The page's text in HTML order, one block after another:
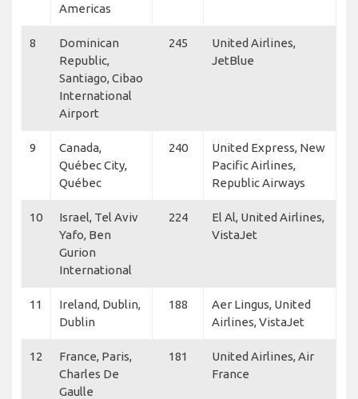
Americas
8
Dominican
Republic,
Santiago, Cibao
International
Airport
245
United Airlines,
JetBlue
9
Canada,
Québec City,
Québec
240
United Express, New
Pacific Airlines,
Republic Airways
10
Israel, Tel Aviv
Yafo, Ben
Gurion
International
224
El Al, United Airlines,
VistaJet
11
Ireland, Dublin,
Dublin
188
Aer Lingus, United
Airlines, VistaJet
12
France, Paris,
Charles De
Gaulle
181
United Airlines, Air
France